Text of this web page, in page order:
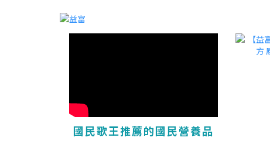
國民歌王推薦的國民營養品